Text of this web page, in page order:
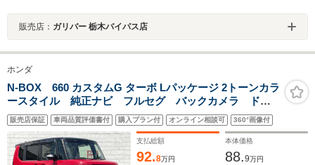
販売店： ガリバー 栃木バイパス店
ホンダ
N-BOX 660 カスタムG ターボ Lパッケージ 2トーンカラ
ースタイル 純正ナビ フルセグ バックカメラ ドラ
イブレコーダー ETC 安心パッケージ・シティブレー
キアクティブシステム・ビークルスタビリティアシス
ト クルーズコントロール 両側パワースライドドア
HIDヘッドライト
販売店保証 車両品質評価書付 購入プラン付 オンライン相談可 360°画像付
支払総額
92.8万円
本体価格
88.9万円